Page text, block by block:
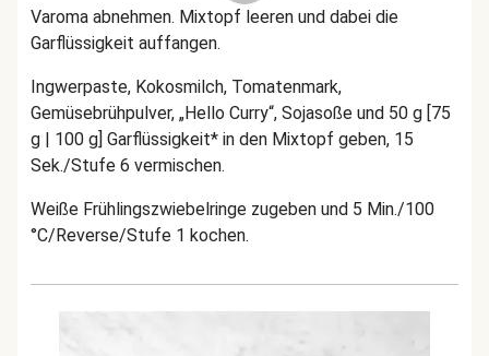
Varoma abnehmen. Mixtopf leeren und dabei die
Garflüssigkeit auffangen.
Ingwerpaste, Kokosmilch, Tomatenmark,
Gemüsebrühpulver, „Hello Curry“, Sojasoße und 50 g [75
g | 100 g] Garflüssigkeit* in den Mixtopf geben, 15
Sek./Stufe 6 vermischen.
Weiße Frühlingszwiebelringe zugeben und 5 Min./100
°C/Reverse/Stufe 1 kochen.